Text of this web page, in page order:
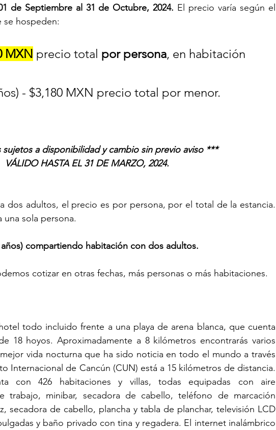
de Septiembre al 31 de Octubre, 2024. El precio varía según el
se hospeden:
MXN precio total por persona, en habitación
- $3,180 MXN precio total por menor.
sujetos a disponibilidad y cambio sin previo aviso ***
VÁLIDO HASTA EL 31 DE MARZO, 2024.
dos adultos, el precio es por persona, por el total de la estancia.
una sola persona.
compartiendo habitación con dos adultos.
cotizar en otras fechas, más personas o más habitaciones.
todo incluido frente a una playa de arena blanca, que cuenta
18 hoyos. Aproximadamente a 8 kilómetros encontrarás varios
vida nocturna que ha sido noticia en todo el mundo a través
Internacional de Cancún (CUN) está a 15 kilómetros de distancia.
con 426 habitaciones y villas, todas equipadas con aire
trabajo, minibar, secadora de cabello, teléfono de marcación
secadora de cabello, plancha y tabla de planchar, televisión LCD
y baño privado con tina y regadera. El internet inalámbrico